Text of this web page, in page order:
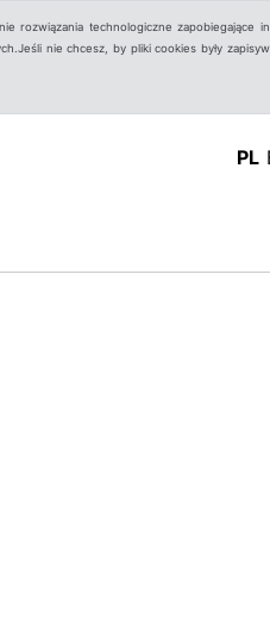
rozwiązania technologiczne zapobiegające
nie chcesz, by pliki cookies były
PL